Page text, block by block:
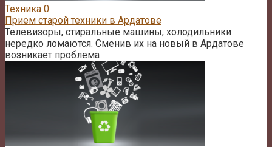
Техника 0
Прием старой техники в Ардатове
Телевизоры, стиральные машины, холодильники
нередко ломаются. Сменив их на новый в Ардатове
возникает проблема